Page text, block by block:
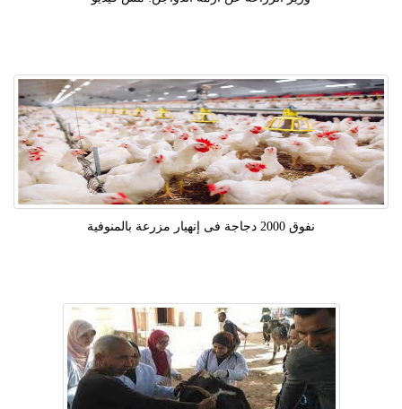
نفوق 2000 دجاجة فى إنهيار مزرعة بالمنوفية